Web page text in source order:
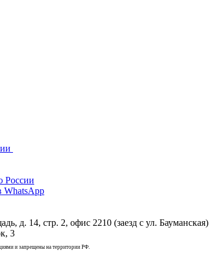
России
WhatsApp
д. 14, стр. 2, офис 2210 (заезд с ул. Бауманская)
3
и запрещены на территории РФ.